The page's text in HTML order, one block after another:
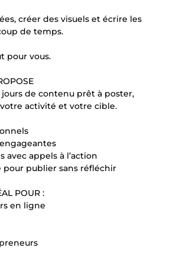
créer des visuels et écrire les
de temps.
pour vous.
jours de contenu prêt à poster,
activité et votre cible.
avec appels à l’action
publier sans réfléchir
POUR :
en ligne